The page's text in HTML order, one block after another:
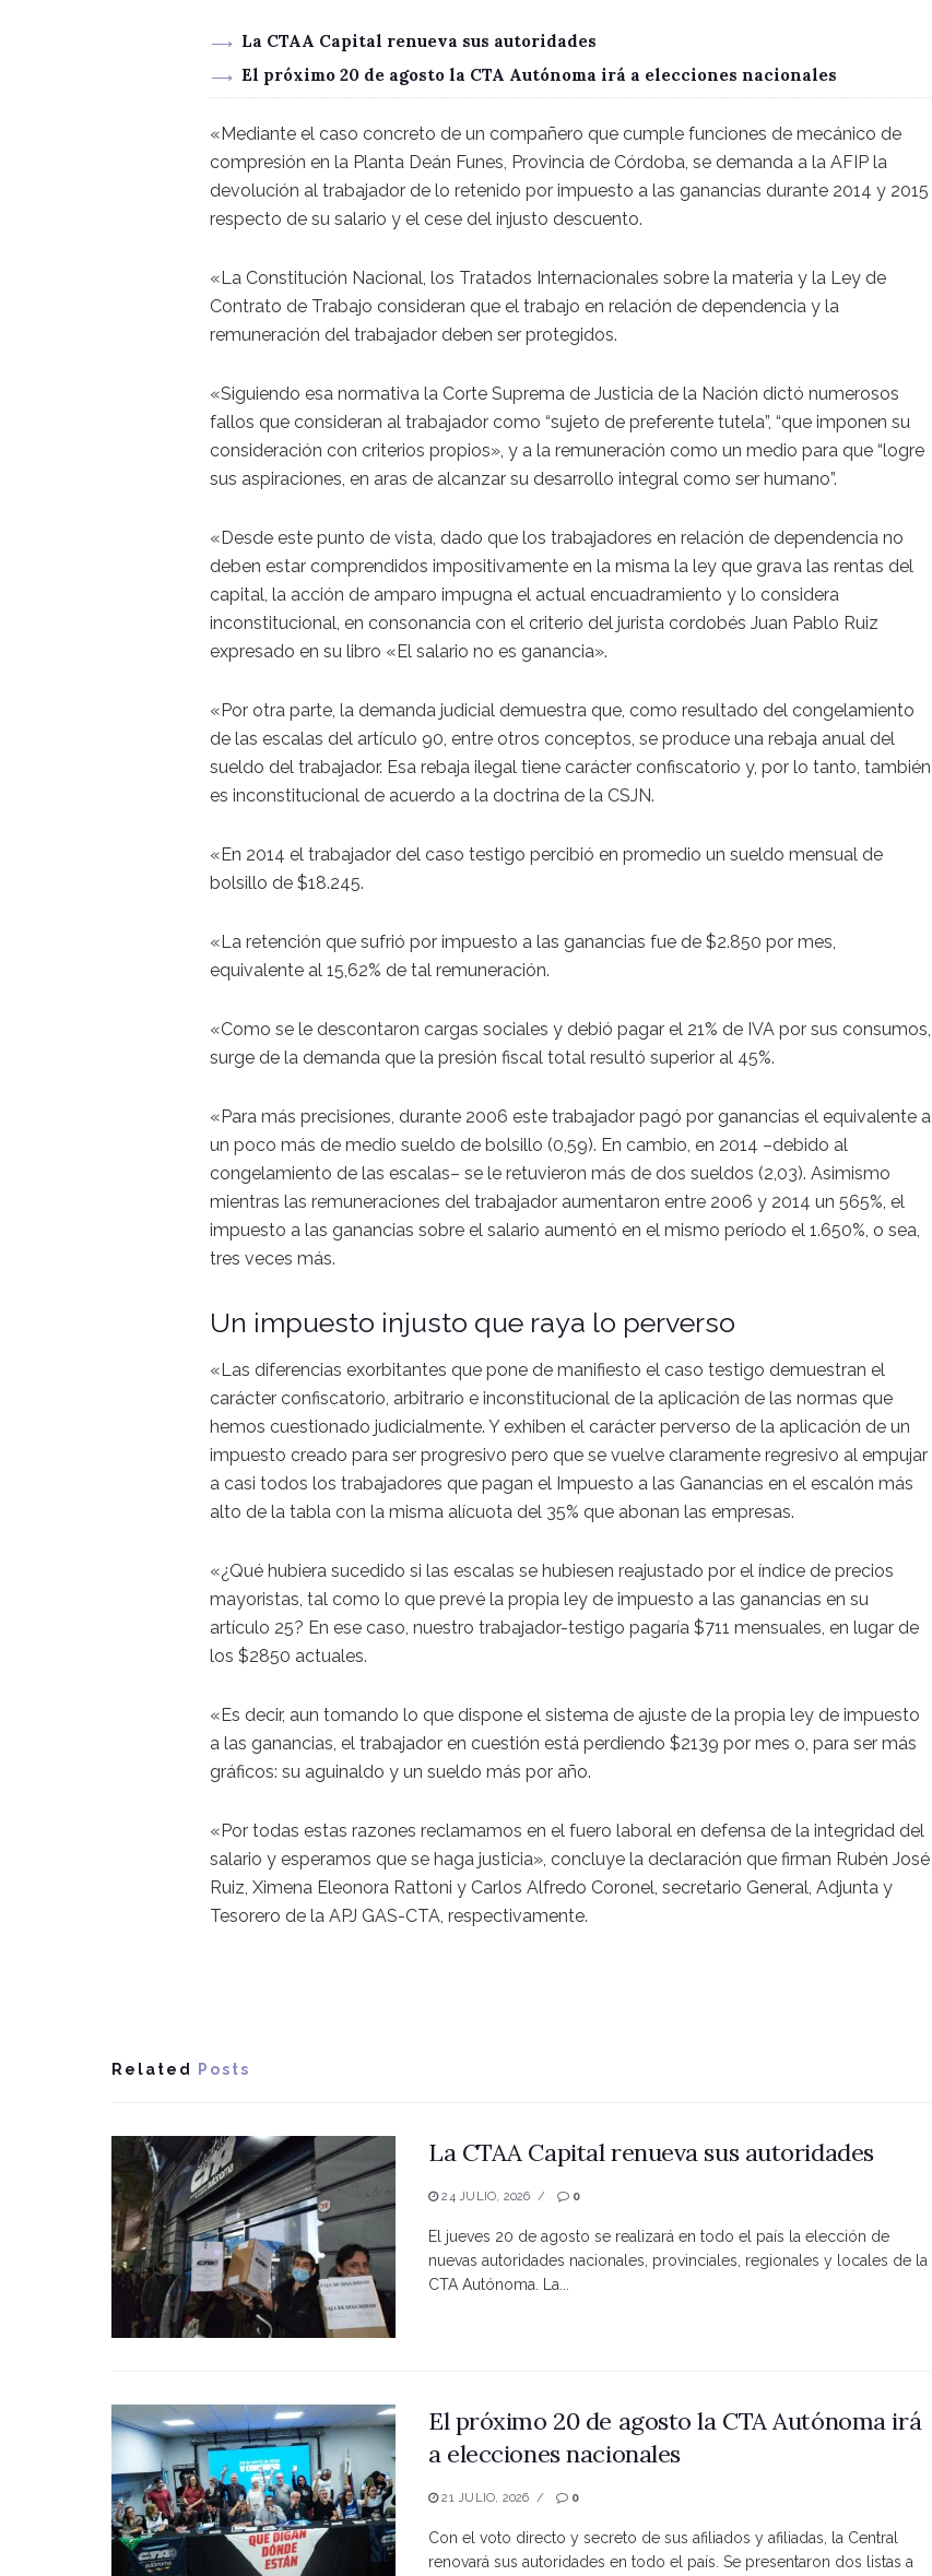
La CTAA Capital renueva sus autoridades
El próximo 20 de agosto la CTA Autónoma irá a elecciones nacionales
«Mediante el caso concreto de un compañero que cumple funciones de mecánico de
compresión en la Planta Deán Funes, Provincia de Córdoba, se demanda a la AFIP la
devolución al trabajador de lo retenido por impuesto a las ganancias durante 2014 y 2015
respecto de su salario y el cese del injusto descuento.
«La Constitución Nacional, los Tratados Internacionales sobre la materia y la Ley de
Contrato de Trabajo consideran que el trabajo en relación de dependencia y la
remuneración del trabajador deben ser protegidos.
«Siguiendo esa normativa la Corte Suprema de Justicia de la Nación dictó numerosos
fallos que consideran al trabajador como “sujeto de preferente tutela”, “que imponen su
consideración con criterios propios», y a la remuneración como un medio para que “logre
sus aspiraciones, en aras de alcanzar su desarrollo integral como ser humano”.
«Desde este punto de vista, dado que los trabajadores en relación de dependencia no
deben estar comprendidos impositivamente en la misma la ley que grava las rentas del
capital, la acción de amparo impugna el actual encuadramiento y lo considera
inconstitucional, en consonancia con el criterio del jurista cordobés Juan Pablo Ruiz
expresado en su libro «El salario no es ganancia».
«Por otra parte, la demanda judicial demuestra que, como resultado del congelamiento
de las escalas del artículo 90, entre otros conceptos, se produce una rebaja anual del
sueldo del trabajador. Esa rebaja ilegal tiene carácter confiscatorio y, por lo tanto, también
es inconstitucional de acuerdo a la doctrina de la CSJN.
«En 2014 el trabajador del caso testigo percibió en promedio un sueldo mensual de
bolsillo de $18.245.
«La retención que sufrió por impuesto a las ganancias fue de $2.850 por mes,
equivalente al 15,62% de tal remuneración.
«Como se le descontaron cargas sociales y debió pagar el 21% de IVA por sus consumos,
surge de la demanda que la presión fiscal total resultó superior al 45%.
«Para más precisiones, durante 2006 este trabajador pagó por ganancias el equivalente a
un poco más de medio sueldo de bolsillo (0,59). En cambio, en 2014 –debido al
congelamiento de las escalas– se le retuvieron más de dos sueldos (2,03). Asimismo
mientras las remuneraciones del trabajador aumentaron entre 2006 y 2014 un 565%, el
impuesto a las ganancias sobre el salario aumentó en el mismo período el 1.650%, o sea,
tres veces más.
Un impuesto injusto que raya lo perverso
«Las diferencias exorbitantes que pone de manifiesto el caso testigo demuestran el
carácter confiscatorio, arbitrario e inconstitucional de la aplicación de las normas que
hemos cuestionado judicialmente. Y exhiben el carácter perverso de la aplicación de un
impuesto creado para ser progresivo pero que se vuelve claramente regresivo al empujar
a casi todos los trabajadores que pagan el Impuesto a las Ganancias en el escalón más
alto de la tabla con la misma alícuota del 35% que abonan las empresas.
«¿Qué hubiera sucedido si las escalas se hubiesen reajustado por el índice de precios
mayoristas, tal como lo que prevé la propia ley de impuesto a las ganancias en su
artículo 25? En ese caso, nuestro trabajador-testigo pagaría $711 mensuales, en lugar de
los $2850 actuales.
«Es decir, aun tomando lo que dispone el sistema de ajuste de la propia ley de impuesto
a las ganancias, el trabajador en cuestión está perdiendo $2139 por mes o, para ser más
gráficos: su aguinaldo y un sueldo más por año.
«Por todas estas razones reclamamos en el fuero laboral en defensa de la integridad del
salario y esperamos que se haga justicia», concluye la declaración que firman Rubén José
Ruiz, Ximena Eleonora Rattoni y Carlos Alfredo Coronel, secretario General, Adjunta y
Tesorero de la APJ GAS-CTA, respectivamente.
Related Posts
La CTAA Capital renueva sus autoridades
24 JULIO, 2026 0
El jueves 20 de agosto se realizará en todo el país la elección de
nuevas autoridades nacionales, provinciales, regionales y locales de la
CTA Autónoma. La...
El próximo 20 de agosto la CTA Autónoma irá
a elecciones nacionales
21 JULIO, 2026 0
Con el voto directo y secreto de sus afiliados y afiliadas, la Central
renovará sus autoridades en todo el país. Se presentaron dos listas a